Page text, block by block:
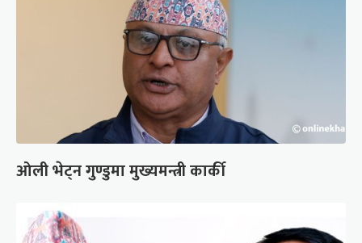
ओली भेट्न गुण्डुमा मुख्यमन्त्री कार्की